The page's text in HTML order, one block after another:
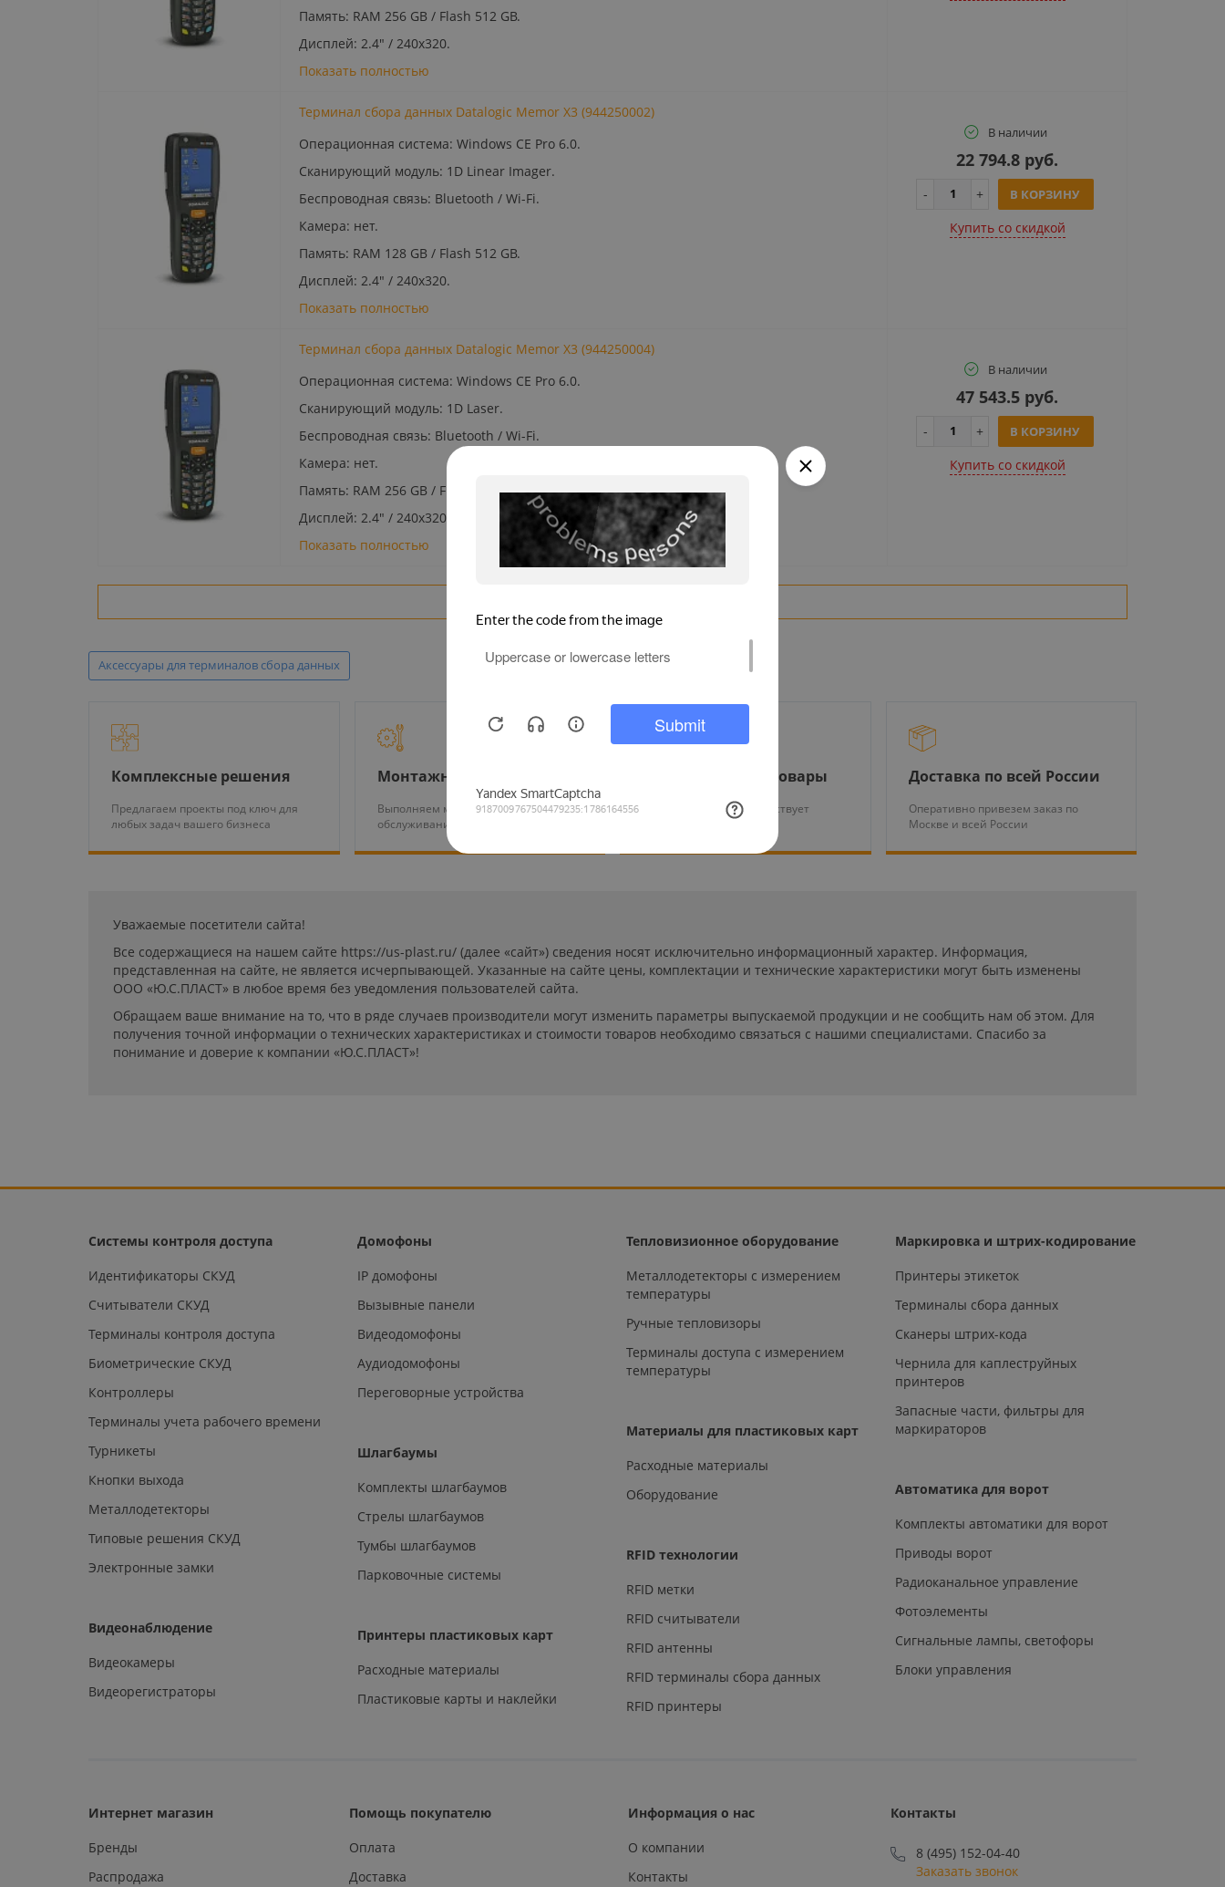
Память: RAM 256 GB / Flash 512 GB.
Дисплей: 2.4" / 240x320.
Показать полностью
Терминал сбора данных Datalogic Memor X3 (944250002)
Операционная система: Windows CE Pro 6.0.
Сканирующий модуль: 1D Linear Imager.
Беспроводная связь: Bluetooth / Wi-Fi.
Камера: нет.
Память: RAM 128 GB / Flash 512 GB.
Дисплей: 2.4" / 240x320.
Показать полностью
В наличии
22 794.8 руб.
В КОРЗИНУ
Купить cо скидкой
Терминал сбора данных Datalogic Memor X3 (944250004)
Операционная система: Windows CE Pro 6.0.
Сканирующий модуль: 1D Laser.
Беспроводная связь: Bluetooth / Wi-Fi.
Камера: нет.
Память: RAM 256 GB / Flash 512 GB.
Дисплей: 2.4" / 240x320.
Показать полностью
В наличии
47 543.5 руб.
В КОРЗИНУ
Купить cо скидкой
Аксессуары для терминалов сбора данных
Комплексные решения
Предлагаем проекты под ключ для
любых задач вашего бизнеса
Монтажные работы
Выполняем монтаж и тех.
обслуживание оборудования
Гарантия на все товары
На нашу продукцию действует
гарантия от 12 месяцев
Доставка по всей России
Оперативно привезем заказ по
Москве и всей России
Уважаемые посетители сайта!
Все содержащиеся на нашем сайте https://us-plast.ru/ (далее «сайт») сведения носят исключительно информационный характер. Информация,
представленная на сайте, не является исчерпывающей. Указанные на сайте цены, комплектации и технические характеристики могут быть изменены
ООО «Ю.С.ПЛАСТ» в любое время без уведомления пользователей сайта.
Обращаем ваше внимание на то, что в ряде случаев производители могут изменить параметры выпускаемой продукции и не сообщить нам об этом. Для
получения точной информации о технических характеристиках и стоимости товаров необходимо связаться с нашими специалистами. Спасибо за
понимание и доверие к компании «Ю.С.ПЛАСТ»!
Системы контроля доступа
Идентификаторы СКУД
Считыватели СКУД
Терминалы контроля доступа
Биометрические СКУД
Контроллеры
Терминалы учета рабочего времени
Турникеты
Кнопки выхода
Металлодетекторы
Типовые решения СКУД
Электронные замки
Видеонаблюдение
Видеокамеры
Видеорегистраторы
Домофоны
IP домофоны
Вызывные панели
Видеодомофоны
Аудиодомофоны
Переговорные устройства
Шлагбаумы
Комплекты шлагбаумов
Стрелы шлагбаумов
Тумбы шлагбаумов
Парковочные системы
Принтеры пластиковых карт
Расходные материалы
Пластиковые карты и наклейки
Тепловизионное оборудование
Металлодетекторы с измерением
температуры
Ручные тепловизоры
Терминалы доступа с измерением
температуры
Материалы для пластиковых карт
Расходные материалы
Оборудование
RFID технологии
RFID метки
RFID считыватели
RFID антенны
RFID терминалы сбора данных
RFID принтеры
Маркировка и штрих-кодирование
Принтеры этикеток
Терминалы сбора данных
Сканеры штрих-кода
Чернила для каплеструйных
принтеров
Запасные части, фильтры для
маркираторов
Автоматика для ворот
Комплекты автоматики для ворот
Приводы ворот
Радиоканальное управление
Фотоэлементы
Сигнальные лампы, светофоры
Блоки управления
Интернет магазин
Бренды
Распродажа
Помощь покупателю
Оплата
Доставка
Информация о нас
О компании
Контакты
Контакты
8 (495) 152-04-40
Заказать звонок